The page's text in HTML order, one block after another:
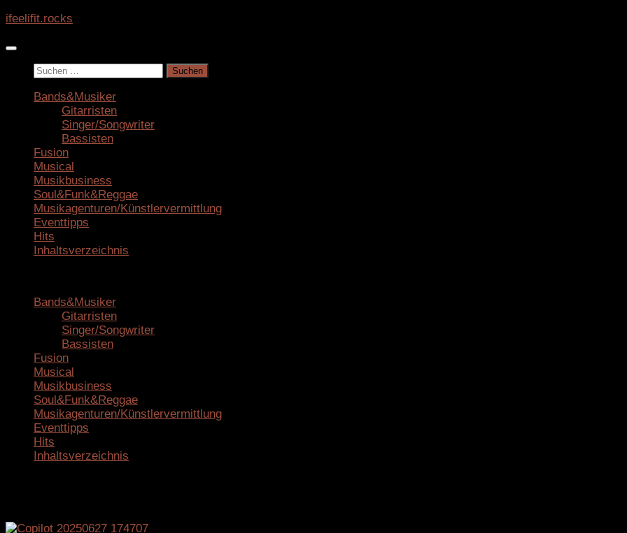
Zum
springen
ifeelifit.rocks
Suchen
Bands&Musiker
Gitarristen
Singer/Songwriter
Bassisten
Fusion
Musical
Musikbusiness
Soul&Funk&Reggae
Musikagenturen/Künstlervermittlung
Eventtipps
Hits
Inhaltsverzeichnis
Bands&Musiker
Gitarristen
Singer/Songwriter
Bassisten
Fusion
Musical
Musikbusiness
Soul&Funk&Reggae
Musikagenturen/Künstlervermittlung
Eventtipps
Hits
Inhaltsverzeichnis